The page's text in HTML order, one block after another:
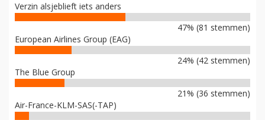
Verzin alsjeblieft iets anders
47% (81 stemmen)
European Airlines Group (EAG)
24% (42 stemmen)
The Blue Group
21% (36 stemmen)
Air-France-KLM-SAS(-TAP)